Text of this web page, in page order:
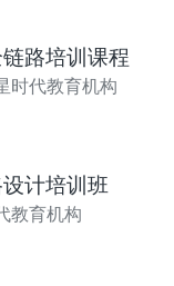
路培训课程
时代教育机构
计培训班
教育机构